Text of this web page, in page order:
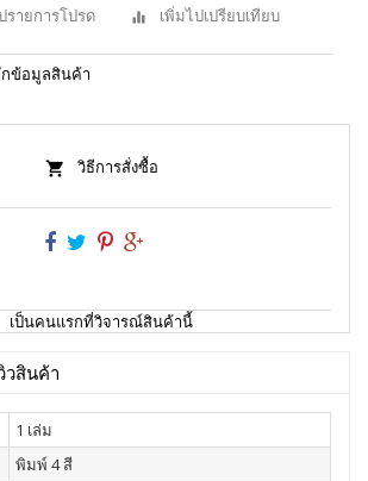
รายการโปรด เพิ่มไปเปรียบเทียบ
ข้อมูลสินค้า
วิธีการสั่งซื้อ
เป็นคนแรกที่วิจารณ์สินค้านี้
วสินค้า
1 เล่ม
พิมพ์ 4 สี